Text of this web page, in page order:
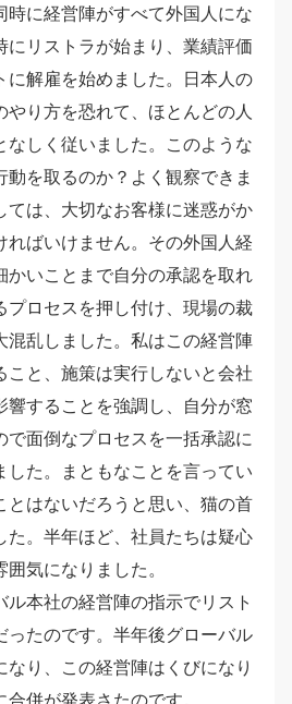
時に経営陣がすべて外国人にな
にリストラが始まり、業績評価
に解雇を始めました。日本人の
り方を恐れて、ほとんどの人
なしく従いました。このような
を取るのか？よく観察できま
ては、大切なお客様に迷惑がか
ればいけません。その外国人経
かいことまで自分の承認を取れ
プロセスを押し付け、現場の裁
混乱しました。私はこの経営陣
こと、施策は実行しないと会社
響することを強調し、自分が窓
で面倒なプロセスを一括承認に
した。まともなことを言ってい
とはないだろうと思い、猫の首
た。半年ほど、社員たちは疑心
気になりました。
本社の経営陣の指示でリスト
ったのです。半年後グローバル
り、この経営陣はくびになり
併が発表さたのです。